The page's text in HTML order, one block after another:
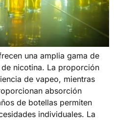
una amplia gama de
nicotina. La proporción
de vapeo, mientras
absorción
de botellas permiten
individuales. La